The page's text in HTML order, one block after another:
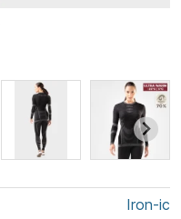
Iron-ic